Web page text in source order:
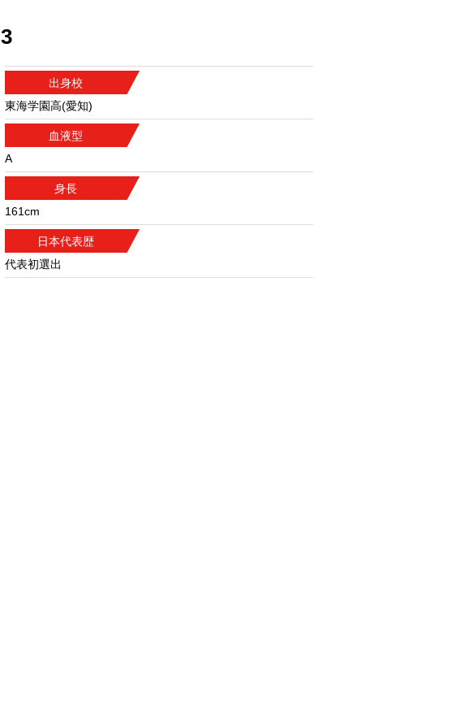
3
出身校
東海学園高(愛知)
血液型
A
身長
161cm
日本代表歴
代表初選出